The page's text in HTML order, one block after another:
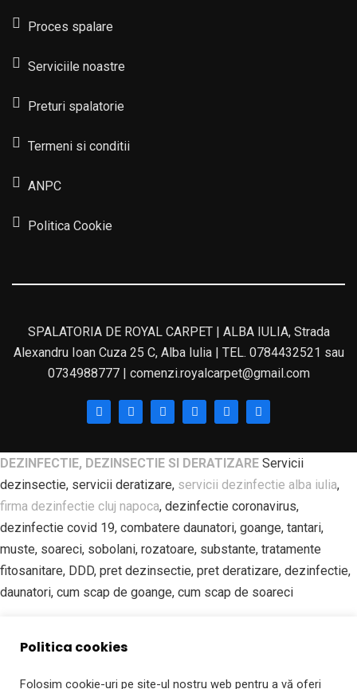
Proces spalare
Serviciile noastre
Preturi spalatorie
Termeni si conditii
ANPC
Politica Cookie
SPALATORIA DE ROYAL CARPET | ALBA IULIA, Strada
Alexandru Ioan Cuza 25 C, Alba Iulia | TEL. 0784432521 sau
0734988777 | comenzi.royalcarpet@gmail.com
Politica cookies
Folosim cookie-uri pe site-ul nostru web pentru a vă oferi
DEZINFECTIE, DEZINSECTIE SI DERATIZARE Servicii
dezinsectie, servicii deratizare, servicii dezinfectie alba iulia,
firma dezinfectie cluj napoca, dezinfectie coronavirus,
dezinfectie covid 19, combatere daunatori, goange, tantari,
muste, soareci, sobolani, rozatoare, substante, tratamente
fitosanitare, DDD, pret dezinsectie, pret deratizare, dezinfectie,
daunatori, cum scap de goange, cum scap de soareci
ALBA IULIA Spalatorie covoare, curatatorie covoare, spalatorie
covoare alba iulia, spalatorie covoare sebes, spalatorie covoare